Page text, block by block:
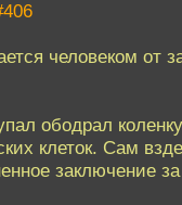
человеком от
ободрал
клеток. Сам
заключение